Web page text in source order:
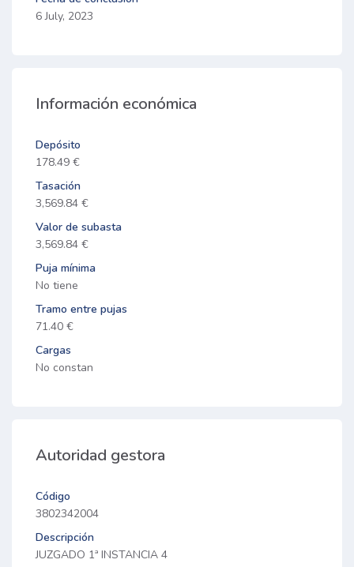
6 July, 2023
Información económica
Depósito
178.49 €
Tasación
3,569.84 €
Valor de subasta
3,569.84 €
Puja mínima
No tiene
Tramo entre pujas
71.40 €
Cargas
No constan
Autoridad gestora
Código
3802342004
Descripción
JUZGADO 1ª INSTANCIA 4